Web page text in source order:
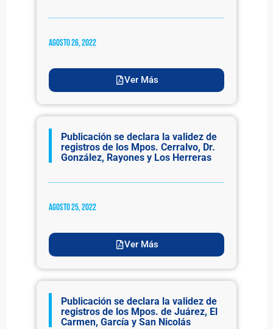
agosto 26, 2022
Ver Más
Publicación se declara la validez de
registros de los Mpos. Cerralvo, Dr.
González, Rayones y Los Herreras
agosto 25, 2022
Ver Más
Publicación se declara la validez de
registros de los Mpos. de Juárez, El
Carmen, García y San Nicolás